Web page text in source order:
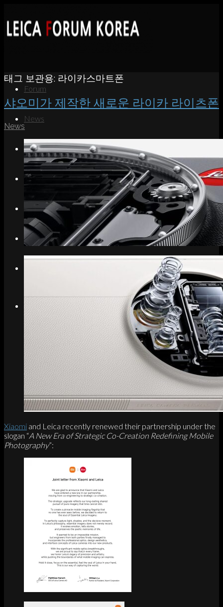
Forum
News
Portfolio
About
Contact
Search
Link to Instagram
태그 보관용: 라이카스마트폰
샤오미가 제작한 새로운 라이카 라이츠폰
News
Xiaomi and Leica recently renewed their partnership under the
slogan “A New Era of Strategic Co-Creation Redefining Mobile
Photography”: